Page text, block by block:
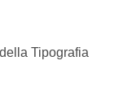
Tipografia